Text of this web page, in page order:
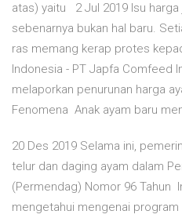
atas) yaitu 2 Jul 2019 Isu harga
sebenarnya bukan hal baru.
ras memang kerap protes
Indonesia - PT Japfa Comfeed
melaporkan penurunan harga
Fenomena Anak ayam baru
20 Des 2019 Selama ini,
telur dan daging ayam dalam
(Permendag) Nomor 96 Tahun
mengetahui mengenai